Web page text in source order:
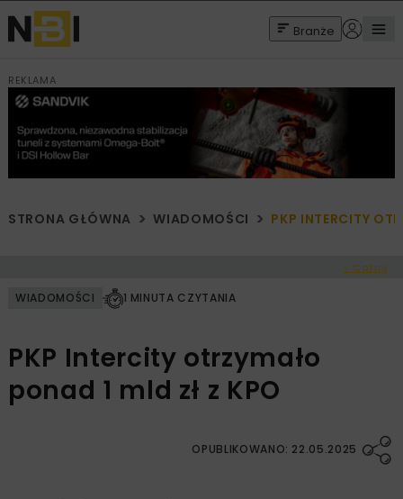
Branże
REKLAMA
STRONA GŁÓWNA WIADOMOŚCI PKP INTERCITY
< Cofnij
WIADOMOŚCI 1 MINUTA CZYTANIA
PKP Intercity otrzymało
ponad 1 mld zł z KPO
OPUBLIKOWANO: 22.05.2025